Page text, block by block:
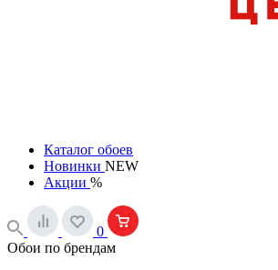
Каталог обоев
Новинки NEW
Акции %
0
Обои по брендам